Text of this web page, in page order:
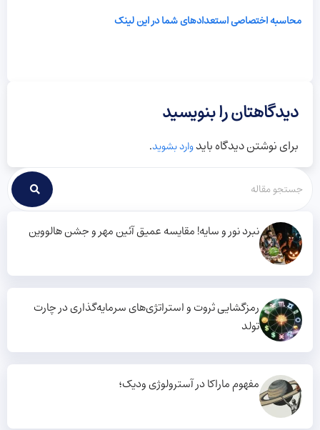
محاسبه اختصاصی استعدادهای شما در این لینک
دیدگاهتان را بنویسید
برای نوشتن دیدگاه بایدوارد بشوید.
نبرد نور و سایه! مقایسه عمیق آئین مهر و جشن هالووین
رمزگشایی ثروت و استراتژی‌های سرمایه‌گذاری در چارت
تولد
مفهوم ماراکا در آسترولوژی ودیک؛